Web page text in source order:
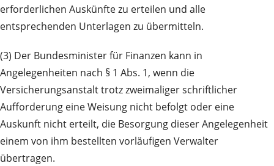
erforderlichen Auskünfte zu erteilen und alle
entsprechenden Unterlagen zu übermitteln.
(3) Der Bundesminister für Finanzen kann in
Angelegenheiten nach § 1 Abs. 1, wenn die
Versicherungsanstalt trotz zweimaliger schriftlicher
Aufforderung eine Weisung nicht befolgt oder eine
Auskunft nicht erteilt, die Besorgung dieser Angelegenheit
einem von ihm bestellten vorläufigen Verwalter
übertragen.